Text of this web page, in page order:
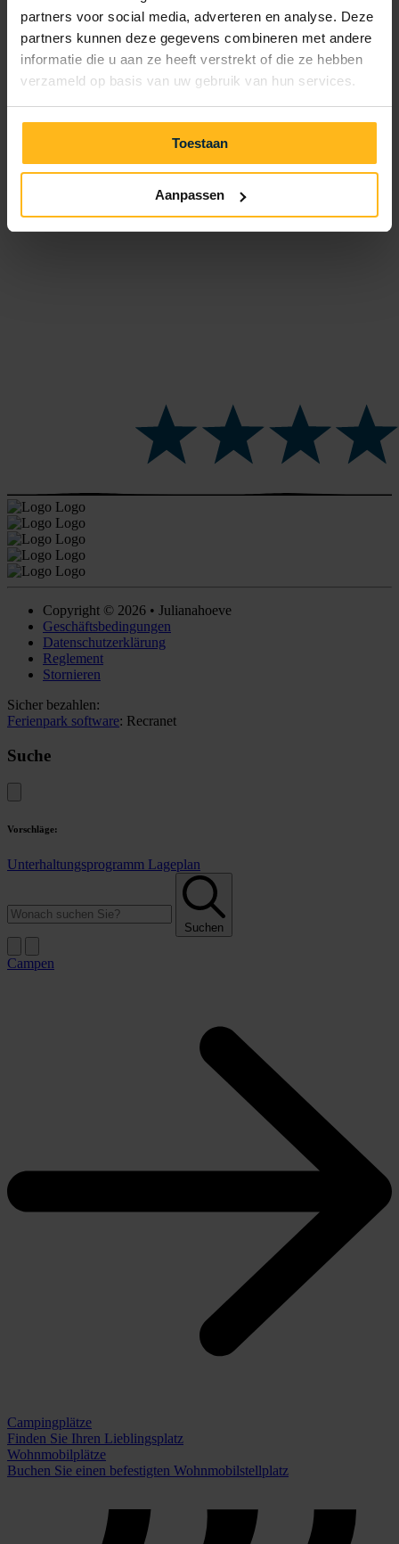
partners voor social media, adverteren en analyse. Deze
partners kunnen deze gegevens combineren met andere
informatie die u aan ze heeft verstrekt of die ze hebben
verzameld op basis van uw gebruik van hun services.
Toestaan
Aanpassen
Häufig gestellte Fragen
Kontakt
Lageplan
Route
Besuchen Sie auch die kleinere Schwester des Julianahoeve!
Copyright © 2026 • Julianahoeve
Geschäftsbedingungen
Datenschutzerklärung
Reglement
Stornieren
Sicher bezahlen:
Ferienpark software: Recranet
Suche
Vorschläge:
Unterhaltungsprogramm Lageplan
Suchen
Campen
Campingplätze
Finden Sie Ihren Lieblingsplatz
Wohnmobilplätze
Buchen Sie einen befestigten Wohnmobilstellplatz